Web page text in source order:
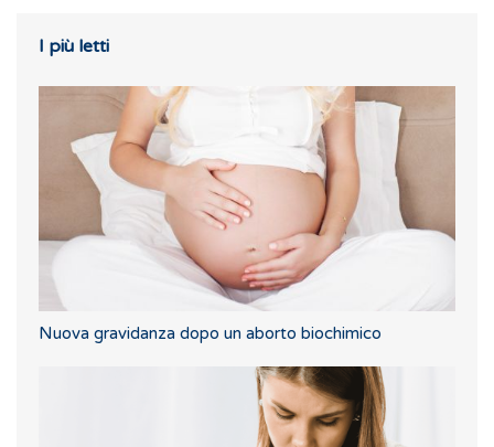
I più letti
Nuova gravidanza dopo un aborto biochimico